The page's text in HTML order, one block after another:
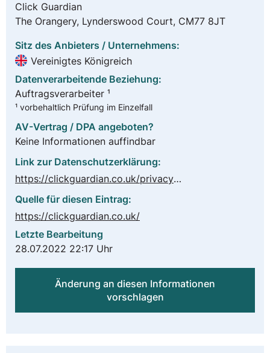
Click Guardian
The Orangery, Lynderswood Court, CM77 8JT
Sitz des Anbieters / Unternehmens:
Vereinigtes Königreich
Datenverarbeitende Beziehung:
Auftragsverarbeiter ¹
¹ vorbehaltlich Prüfung im Einzelfall
AV-Vertrag / DPA angeboten?
Keine Informationen auffindbar
Link zur Datenschutzerklärung:
https://clickguardian.co.uk/privacy-policy/
Quelle für diesen Eintrag:
https://clickguardian.co.uk/
Letzte Bearbeitung
28.07.2022 22:17 Uhr
Änderung an diesen Informationen
vorschlagen